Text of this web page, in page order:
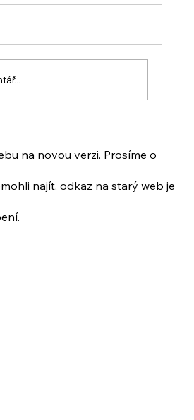
lekcena novou verzi. Prosíme o
najít, odkaz na starý web je